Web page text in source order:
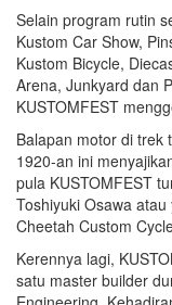
Selain program rutin
Kustom Car Show,
Kustom Bicycle,
Arena, Junkyard dan
KUSTOMFEST
Balapan motor di trek
1920-an ini
pula KUSTOMFEST
Toshiyuki Osawa
Cheetah Custom
Kerennya lagi,
satu master builder